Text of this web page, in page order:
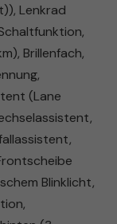
Lenkrad
Brillenfach,
(Lane
Blinklicht,